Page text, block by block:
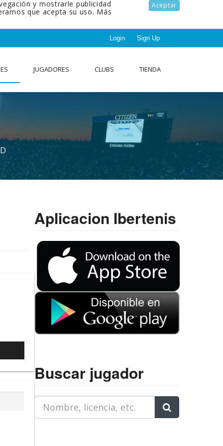
Aceptar
y mostrarle publicidad
que acepta su uso. Más
Login Sign Up
JUGADORES CLUBS TIENDA
Aplicacion Ibertenis
Buscar jugador